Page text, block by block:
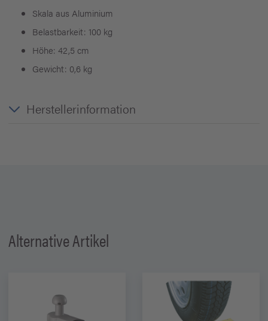
Skala aus Aluminium
Belastbarkeit: 100 kg
Höhe: 42,5 cm
Gewicht: 0,6 kg
Herstellerinformation
Alternative Artikel